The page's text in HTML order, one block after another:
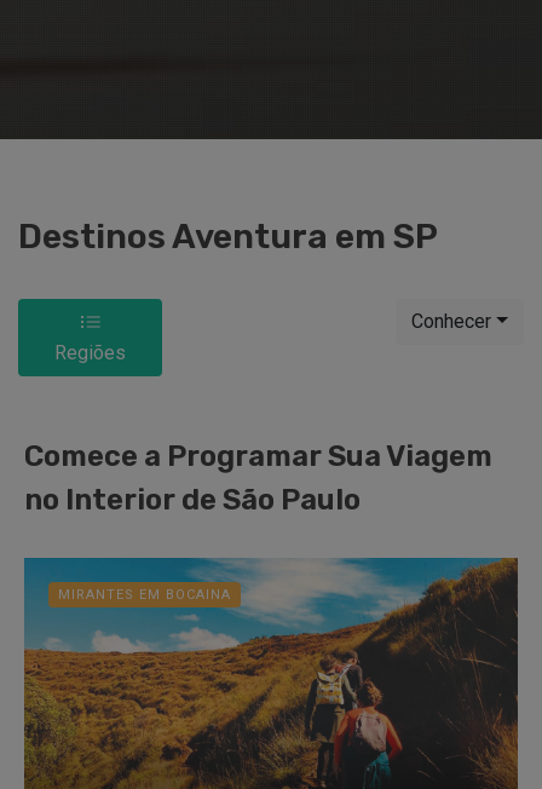
Destinos Aventura em SP
Regiões
Conhecer
Comece a Programar Sua Viagem
no Interior de São Paulo
MIRANTES EM BOCAINA